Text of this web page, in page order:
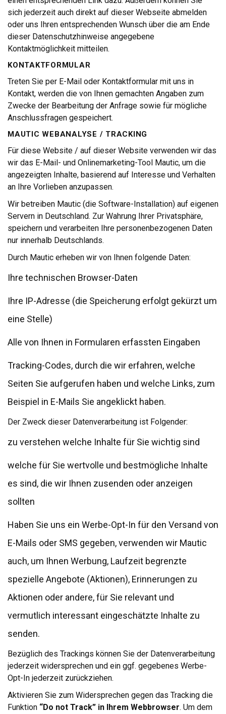
sich jederzeit auch direkt auf dieser Webseite abmelden
oder uns Ihren entsprechenden Wunsch über die am Ende
dieser Datenschutzhinweise angegebene
Kontaktmöglichkeit mitteilen.
KONTAKTFORMULAR
Treten Sie per E-Mail oder Kontaktformular mit uns in
Kontakt, werden die von Ihnen gemachten Angaben zum
Zwecke der Bearbeitung der Anfrage sowie für mögliche
Anschlussfragen gespeichert.
MAUTIC WEBANALYSE / TRACKING
Für diese Website / auf dieser Website verwenden wir das
wir das E-Mail- und Onlinemarketing-Tool Mautic, um die
angezeigten Inhalte, basierend auf Interesse und Verhalten
an Ihre Vorlieben anzupassen.
Wir betreiben Mautic (die Software-Installation) auf eigenen
Servern in Deutschland. Zur Wahrung Ihrer Privatsphäre,
speichern und verarbeiten Ihre personenbezogenen Daten
nur innerhalb Deutschlands.
Durch Mautic erheben wir von Ihnen folgende Daten:
Ihre technischen Browser-Daten
Ihre IP-Adresse (die Speicherung erfolgt gekürzt um
eine Stelle)
Alle von Ihnen in Formularen erfassten Eingaben
Tracking-Codes, durch die wir erfahren, welche
Seiten Sie aufgerufen haben und welche Links, zum
Beispiel in E-Mails Sie angeklickt haben.
Der Zweck dieser Datenverarbeitung ist Folgender:
zu verstehen welche Inhalte für Sie wichtig sind
welche für Sie wertvolle und bestmögliche Inhalte
es sind, die wir Ihnen zusenden oder anzeigen
sollten
Haben Sie uns ein Werbe-Opt-In für den Versand von
E-Mails oder SMS gegeben, verwenden wir Mautic
auch, um Ihnen Werbung, Laufzeit begrenzte
spezielle Angebote (Aktionen), Erinnerungen zu
Aktionen oder andere, für Sie relevant und
vermutlich interessant eingeschätzte Inhalte zu
senden.
Bezüglich des Trackings können Sie der Datenverarbeitung
jederzeit widersprechen und ein ggf. gegebenes Werbe-
Opt-In jederzeit zurückziehen.
Aktivieren Sie zum Widersprechen gegen das Tracking die
Funktion “Do not Track” in Ihrem Webbrowser. Um dem